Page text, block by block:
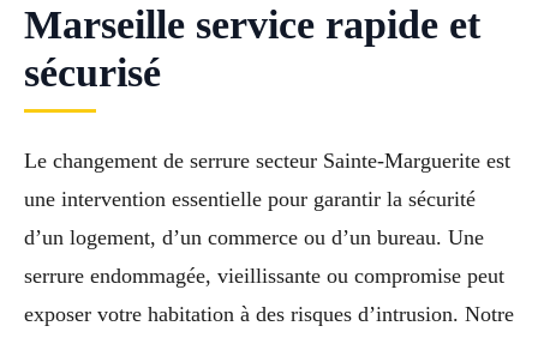
Marseille service rapide et
sécurisé
Le changement de serrure secteur Sainte-Marguerite est
une intervention essentielle pour garantir la sécurité
d’un logement, d’un commerce ou d’un bureau. Une
serrure endommagée, vieillissante ou compromise peut
exposer votre habitation à des risques d’intrusion. Notre